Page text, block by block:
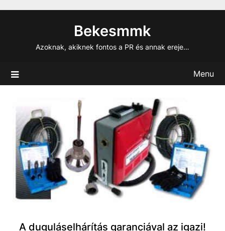
Bekesmmk
Azoknak, akiknek fontos a PR és annak ereje…
Menu
A duguláselhárítás garanciával az igazi!